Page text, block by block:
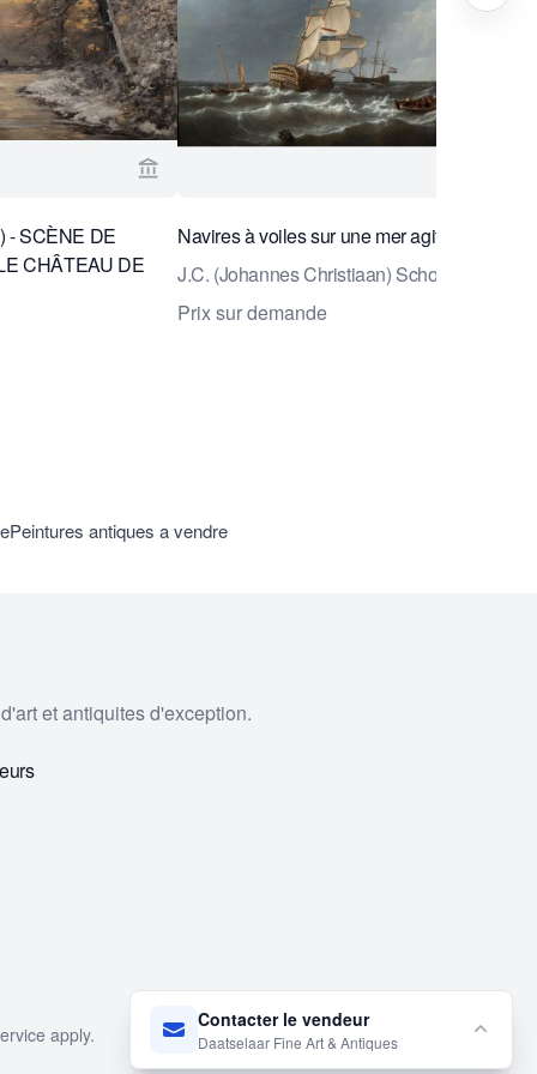
Contacter le vendeur
Daatselaar Fine Art & Antiques
Fine Art & AntiquesVoir la page vendeur de Daatselaar Fine Art
- SCÈNE DE
CHÂTEAU DE
Navires à voiles sur une mer agitée
J.C. (Johannes Christiaan) Schotel
Prix sur demande
Peintures antiques a vendre
et antiquites d'exception.
apply.